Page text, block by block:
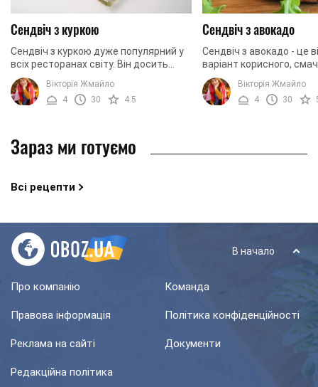
Сендвіч з куркою
Сендвіч з куркою дуже популярний у
всіх ресторанах світу. Він досить
легко готується, тому вважається
відмінним варіантом швидкого й
ситного ...
Вікторія Жмайло
4
30 4.5
Сендвіч з авокадо
Сендвіч з авокадо - це
варіант корисного,
ситного сніданку.
фігурою, то
тостерний ...
Вікторія Жмайло
4
30
Зараз ми готуємо
Всі рецепти
В начало
Про компанію Команда
Правова інформація Політика конфіденційності
Реклама на сайті Документи
Редакційна політика